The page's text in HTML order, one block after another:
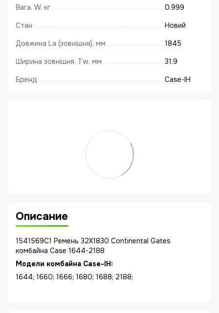
Вага, W, кг 0.999
Стан Новий
Довжина La (зовнішня), мм 1845
Ширина зовнішня, Tw, мм 31.9
Бренд Case-IH
Описание
1541569C1 Ремень 32X1830 Continental Gates
комбайна Case 1644-2188
Модели комбайна Case-IH:
1644; 1660; 1666; 1680; 1688; 2188;